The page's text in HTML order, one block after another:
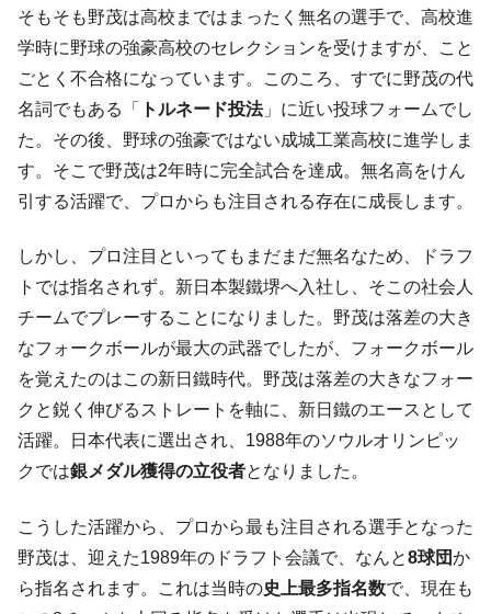
そもそも野茂は高校まではまったく無名の選手で、高校進
学時に野球の強豪高校のセレクションを受けますが、こと
ごとく不合格になっています。このころ、すでに野茂の代
名詞でもある「
トルネード投法」に近い投球フォームでし
た。その後、野球の強豪ではない成城工業高校に進学しま
す。そこで野茂は2年時に完全試合を達成。無名高をけん
引する活躍で、プロからも注目される存在に成長します。
しかし、プロ注目といってもまだまだ無名なため、ドラフ
トでは指名されず。新日本製鐵堺へ入社し、そこの社会人
チームでプレーすることになりました。野茂は落差の大き
なフォークボールが最大の武器でしたが、フォークボール
を覚えたのはこの新日鐵時代。野茂は落差の大きなフォー
クと鋭く伸びるストレートを軸に、新日鐵のエースとして
活躍。日本代表に選出され、1988年のソウルオリンピッ
クでは銀メダル獲得の立役者となりました。
こうした活躍から、プロから最も注目される選手となった
野茂は、迎えた1989年のドラフト会議で、なんと8球団か
ら指名されます。これは当時の史上最多指名数で、現在も